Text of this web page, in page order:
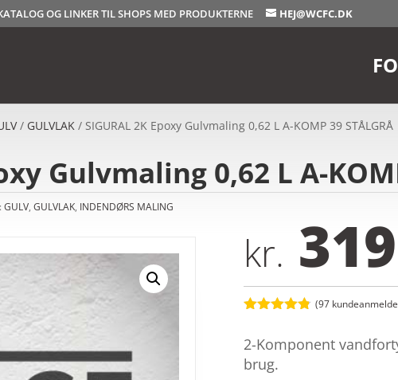
OG LINKER TIL SHOPS MED PRODUKTERNE HEJ@WCFC.DK
/ GULVLAK / SIGURAL 2K Epoxy Gulvmaling 0,62 L A-KOMP 39 STÅLGRÅ
Gulvmaling 0,62 L A-
GULV,GULVLAK, INDENDØRS MALING
kr.
ud af 5
baseret på
kundebedøm
(97
2-Komponent
brug.